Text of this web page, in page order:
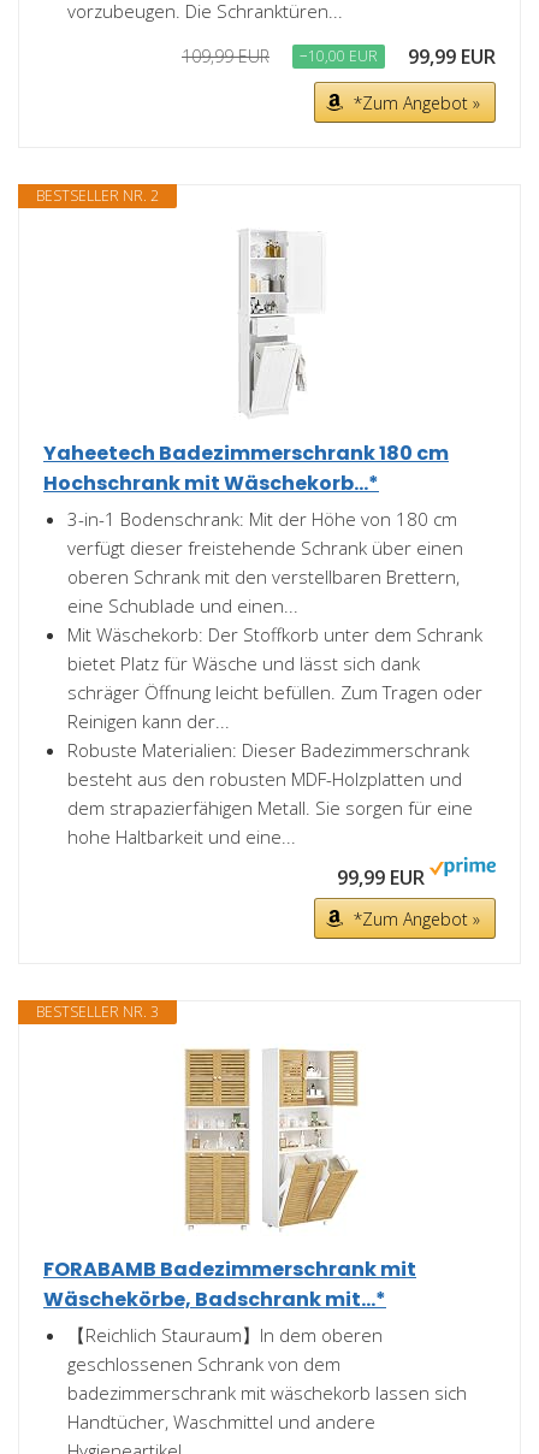
vorzubeugen. Die Schranktüren...
109,99 EUR −10,00 EUR 99,99 EUR
*Zum Angebot »
BESTSELLER NR. 2
Yaheetech Badezimmerschrank 180 cm
Hochschrank mit Wäschekorb...*
3-in-1 Bodenschrank: Mit der Höhe von 180 cm
verfügt dieser freistehende Schrank über einen
oberen Schrank mit den verstellbaren Brettern,
eine Schublade und einen...
Mit Wäschekorb: Der Stoffkorb unter dem Schrank
bietet Platz für Wäsche und lässt sich dank
schräger Öffnung leicht befüllen. Zum Tragen oder
Reinigen kann der...
Robuste Materialien: Dieser Badezimmerschrank
besteht aus den robusten MDF-Holzplatten und
dem strapazierfähigen Metall. Sie sorgen für eine
hohe Haltbarkeit und eine...
99,99 EUR
*Zum Angebot »
BESTSELLER NR. 3
FORABAMB Badezimmerschrank mit
Wäschekörbe, Badschrank mit...*
【Reichlich Stauraum】In dem oberen
geschlossenen Schrank von dem
badezimmerschrank mit wäschekorb lassen sich
Handtücher, Waschmittel und andere